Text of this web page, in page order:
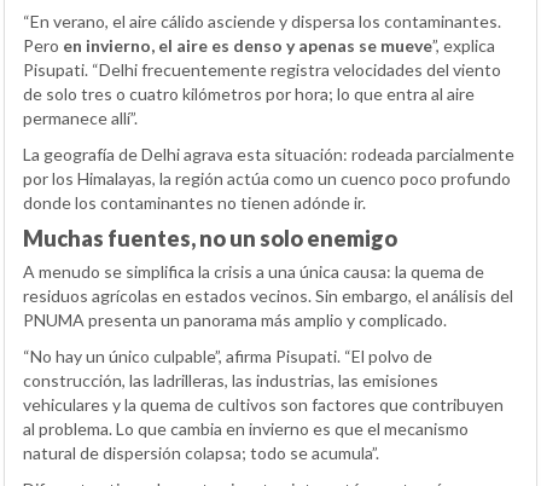
“En verano, el aire cálido asciende y dispersa los contaminantes.
Pero en invierno, el aire es denso y apenas se mueve”, explica
Pisupati. “Delhi frecuentemente registra velocidades del viento
de solo tres o cuatro kilómetros por hora; lo que entra al aire
permanece allí”.
La geografía de Delhi agrava esta situación: rodeada parcialmente
por los Himalayas, la región actúa como un cuenco poco profundo
donde los contaminantes no tienen adónde ir.
Muchas fuentes, no un solo enemigo
A menudo se simplifica la crisis a una única causa: la quema de
residuos agrícolas en estados vecinos. Sin embargo, el análisis del
PNUMA presenta un panorama más amplio y complicado.
“No hay un único culpable”, afirma Pisupati. “El polvo de
construcción, las ladrilleras, las industrias, las emisiones
vehiculares y la quema de cultivos son factores que contribuyen
al problema. Lo que cambia en invierno es que el mecanismo
natural de dispersión colapsa; todo se acumula”.